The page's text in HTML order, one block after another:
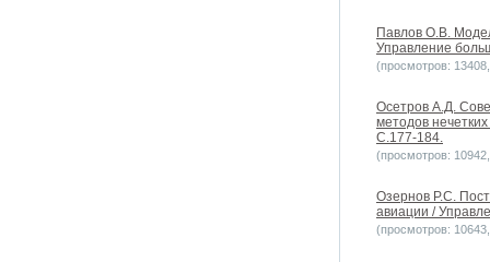
Павлов О.В.
Управление
(просмотров:
Осетров А.Д.
методов
С.177-184.
(просмотров:
Озернов Р.С.
авиации /
(просмотров: